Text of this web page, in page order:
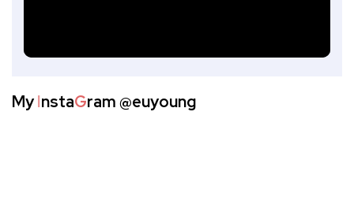
MyInstaGram@euyoung